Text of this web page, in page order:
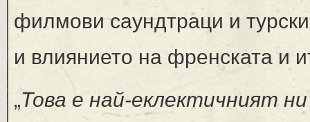
филмови саундтраци и
и влиянието на френската и
„Това е най-еклектичният